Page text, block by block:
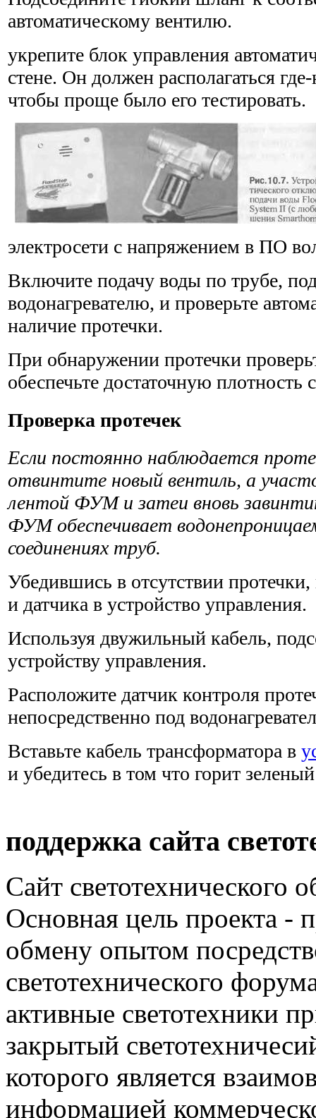
автоматическому вентилю.
укрепите блок управления
стене. Он должен рас­полагаться
чтобы проще было его тестировать.
электросети с напря­жением в ПО
Включите подачу воды по трубе,
водонагревателю, и про­верьте
наличие протечки.
При обнаружении протечки
обеспечьте доста­точную плотность
Проверка протечек
Если постоянно наблюдается
отвинтите новый вентиль, а
лентой ФУМ и затеи вновь
ФУМ обеспечивает
соединениях труб.
Убедившись в отсутствии протечки,
и датчика в устрой­ство управления.
Используя двужильный кабель,
устройству управления.
Расположите датчик контроля
непосредственно под
Вставьте кабель трансформатора в
и убедитесь в том что горит
поддержка сайта
Сайт светотехнического
Основная цель проекта -
обмену опытом
светотехнического
активные светотехники
закрытый
которого является
информацией